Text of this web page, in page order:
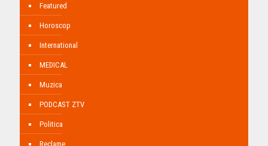
Featured
Horoscop
International
MEDICAL
Muzica
PODCAST ZTV
Politica
Reclame